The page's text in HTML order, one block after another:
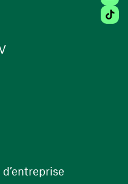
une nouvelle
(ouvre une nouvelle
une nouvelle fenêtre)